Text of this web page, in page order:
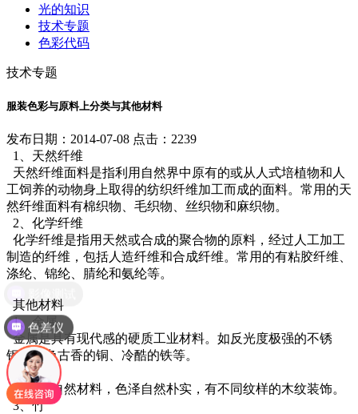
光的知识
技术专题
色彩代码
技术专题
服装色彩与原料上分类与其他材料
发布日期：2014-07-08 点击：2239
1、天然纤维
天然纤维面料是指利用自然界中原有的或从人式培植物和人
工饲养的动物身上取得的纺织纤维加工而成的面料。常用的天
然纤维面料有棉织物、毛织物、丝织物和麻织物。
2、化学纤维
化学纤维是指用天然或合成的聚合物的原料，经过人工加工
制造的纤维，包括人造纤维和合成纤维。常用的有粘胶纤维、
涤纶、锦纶、腈纶和氨纶等。
其他材料
1、金属
金属是具有现代感的硬质工业材料。如反光度极强的不锈
钢、古色古香的铜、冷酷的铁等。
2、木质
木属于自然材料，色泽自然朴实，有不同纹样的木纹装饰。
3、竹
色差仪